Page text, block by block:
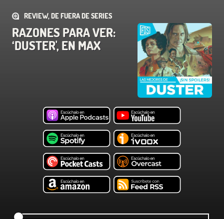
REVIEW, DE FUERA DE SERIES
RAZONES PARA VER:
‘DUSTER', EN MAX